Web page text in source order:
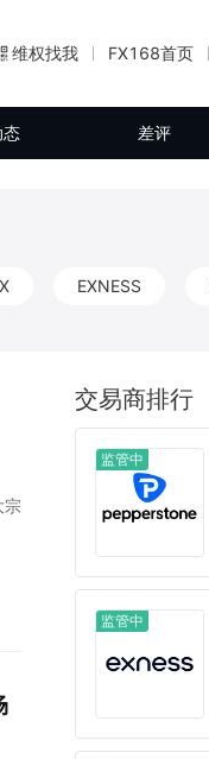
维权找我 FX168首页
态 差评
EXNESS
宗
交易商排行
监管中
监管中